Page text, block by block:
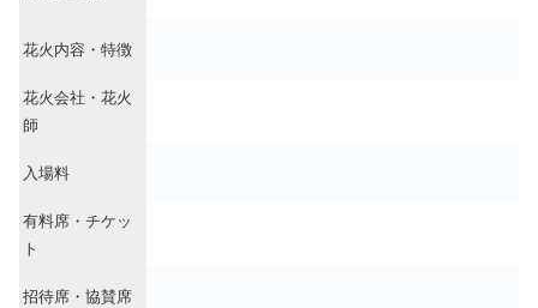
花火内容・特徴
花火会社・花火
師
入場料
有料席・チケッ
ト
招待席・協賛席